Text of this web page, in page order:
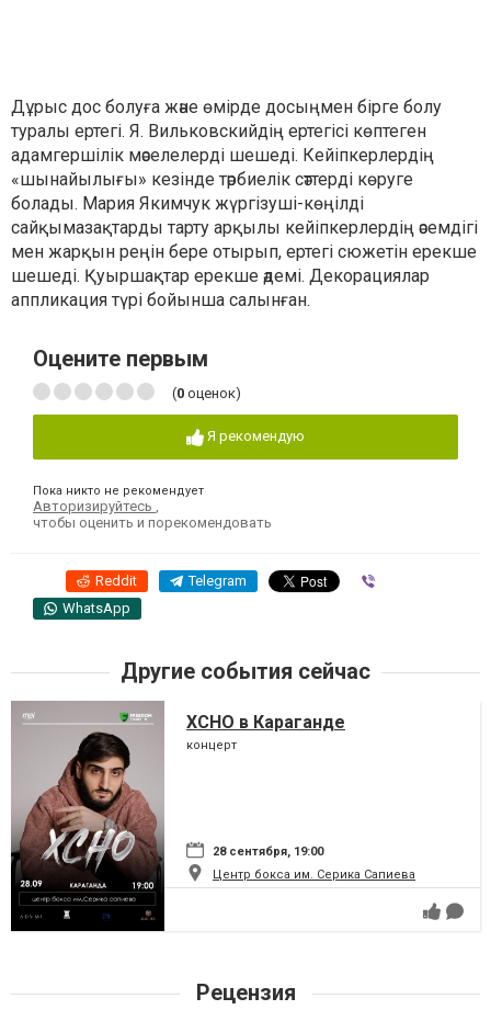
Дұрыс дос болуға және өмірде досыңмен бірге болу
туралы ертегі. Я. Вильковскийдің ертегісі көптеген
адамгершілік мәселелерді шешеді. Кейіпкерлердің
«шынайылығы» кезінде тәрбиелік сәттерді көруге
болады. Мария Якимчук жүргізуші-көңілді
сайқымазақтарды тарту арқылы кейіпкерлердің әсемдігі
мен жарқын реңін бере отырып, ертегі сюжетін ерекше
шешеді. Қуыршақтар ерекше әдемі. Декорациялар
аппликация түрі бойынша салынған.
Оцените первым
(0 оценок)
Я рекомендую
Пока никто не рекомендует
Авторизируйтесь
чтобы оценить и порекомендовать
Reddit Telegram
WhatsApp
Другие события сейчас
XCHO в Караганде
концерт
28 сентября, 19:00
Центр бокса им. Серика Сапиева
Рецензия